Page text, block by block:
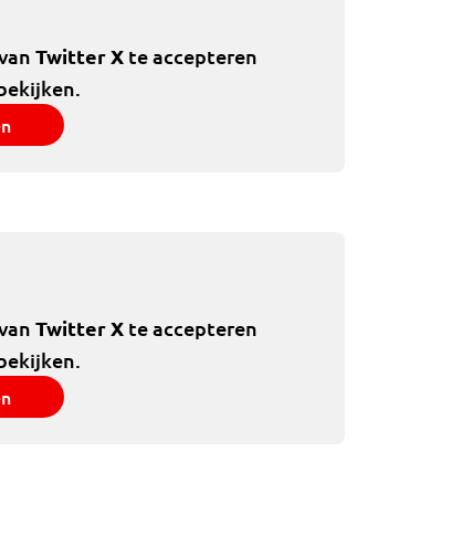
Twitter Xte accepteren
Twitter Xte accepteren